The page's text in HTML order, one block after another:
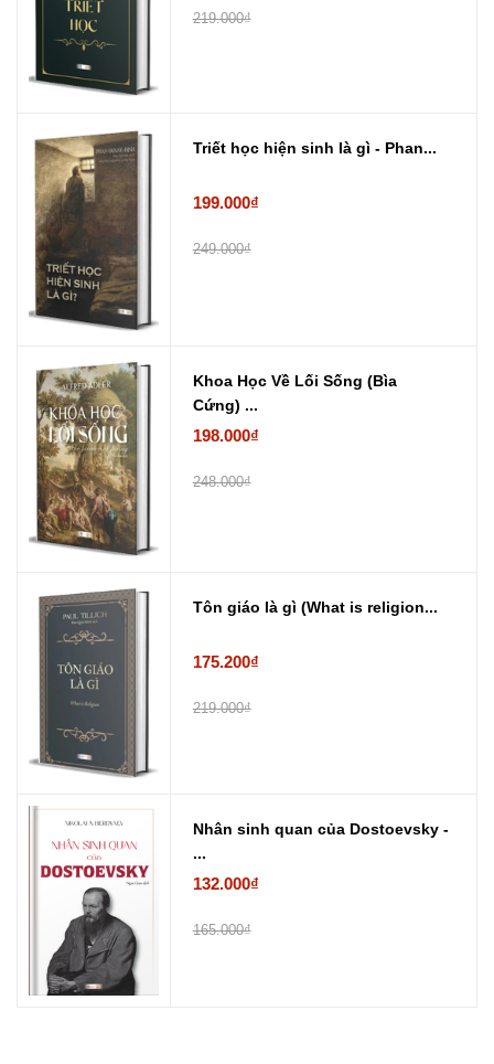
219.000₫
Triết học hiện sinh là gì - Phan...
199.000₫
249.000₫
Khoa Học Về Lối Sống (Bìa
Cứng) ...
198.000₫
248.000₫
Tôn giáo là gì (What is religion...
175.200₫
219.000₫
Nhân sinh quan của Dostoevsky -
...
132.000₫
165.000₫